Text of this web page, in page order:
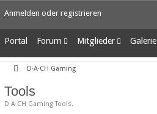
Anmelden oder registrieren
Portal Forum
Unerledigte Themen
Mitglieder
Letzte Aktivitäten
Galerie
Alben
D·A·CH Gaming
Tools
D·A·CH Gaming Tools.